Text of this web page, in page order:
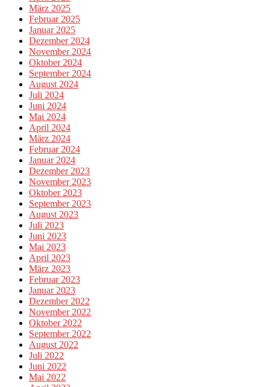
März 2025
Februar 2025
Januar 2025
Dezember 2024
November 2024
Oktober 2024
September 2024
August 2024
Juli 2024
Juni 2024
Mai 2024
April 2024
März 2024
Februar 2024
Januar 2024
Dezember 2023
November 2023
Oktober 2023
September 2023
August 2023
Juli 2023
Juni 2023
Mai 2023
April 2023
März 2023
Februar 2023
Januar 2023
Dezember 2022
November 2022
Oktober 2022
September 2022
August 2022
Juli 2022
Juni 2022
Mai 2022